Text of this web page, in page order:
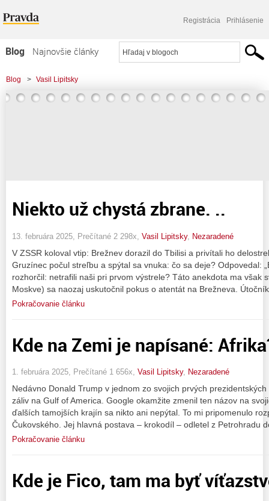
Registrácia Prihlásenie
Blog
Najnovšie články
Najčítanejšie články
Najkomentovanejšie články
Blog > Vasil Lipitsky
Niekto už chystá zbrane. ..
13. februára 2025, Prečítané 2 298x, Vasil Lipitsky, Nezaradené
V ZSSR koloval vtip: Brežnev dorazil do Tbilisi a privítali ho
Gruzínec počul streľbu a spýtal sa vnuka: čo sa deje? Odpovedal:
rozhorčil: netrafili naši pri prvom výstrele? Táto anekdota ma však
Moskve) sa naozaj uskutočnil pokus o atentát na Brežneva.
Pokračovanie článku
Kde na Zemi je napísané:
1. februára 2025, Prečítané 1 656x, Vasil Lipitsky, Nezaradené
Nedávno Donald Trump v jednom zo svojich prvých
záliv na Gulf of America. Google okamžite zmenil ten názov na
ďalších tamojších krajín sa nikto ani nepýtal. To mi pripomenulo
Čukovského. Jej hlavná postava – krokodíl – odletel z Petrohradu
Pokračovanie článku
Kde je Fico, tam ma byť